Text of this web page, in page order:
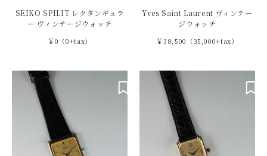
SEIKO SPILIT レクタンギュラ
ー ヴィンテージウォッチ
￥0（0+tax）
Yves Saint Laurent ヴィンテー
ジウォッチ
￥38,500（35,000+tax）